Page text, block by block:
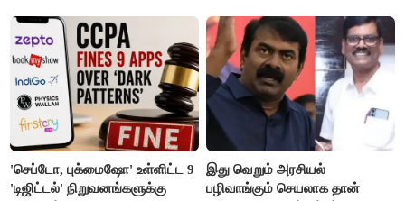
மக்கள்!
'செப்டோ, புக்மைஷோ' உள்ளிட்ட 9
'டிஜிட்டல்' நிறுவனங்களுக்கு
இது வெறும் அரசியல்
பழிவாங்கும் செயலாக தான்